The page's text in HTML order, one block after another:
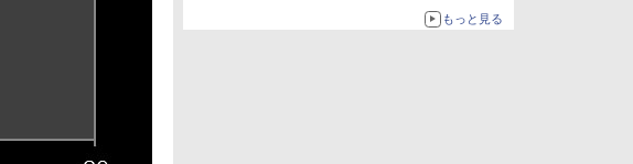
もっと見る